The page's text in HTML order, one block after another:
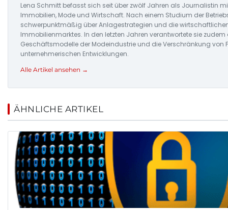
Lena Schmitt befasst sich seit über zwölf Jahren als Journalistin
Immobilien, Mode und Wirtschaft. Nach einem Studium der
schwerpunktmäßig über Anlagestrategien und die
Immobilienmarktes. In den letzten Jahren verantwortete sie
Geschäftsmodelle der Modeindustrie und die Verschränkung von
unternehmerischen Entwicklungen.
Alle Artikel ansehen →
ÄHNLICHE ARTIKEL